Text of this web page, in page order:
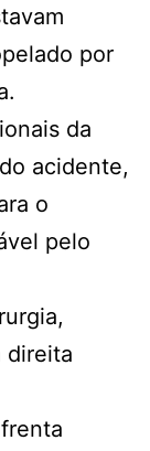
por
da
acidente,
o
pelo
direita